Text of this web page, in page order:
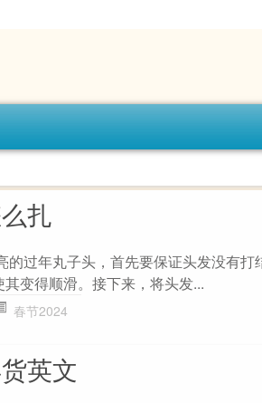
扎
过年丸子头，首先要保证头发没有打
变得顺滑。接下来，将头发...
春节2024
英文